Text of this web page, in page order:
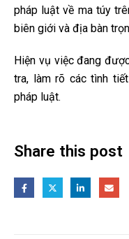
pháp luật về ma túy
biên giới và địa bàn
Hiện vụ việc đang
tra, làm rõ các tình
pháp luật.
Share this post